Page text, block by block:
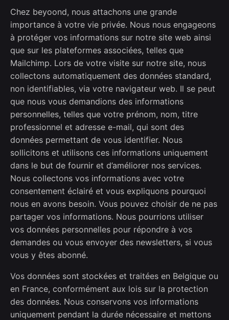
Chez beyoond, nous attachons une grande
importance à votre vie privée. Nous nous engageons
à protéger vos informations sur notre site web ainsi
que sur les plateformes associées, telles que
Mailchimp. Lors de votre visite sur notre site, nous
collectons automatiquement des données standard,
non identifiables, via votre navigateur web. Il se peut
que nous vous demandions des informations
personnelles, telles que votre prénom, nom, titre
professionnel et adresse e-mail, qui sont des
données permettant de vous identifier. Nous
sollicitons et utilisons ces informations uniquement
dans le but de fournir et d’améliorer nos services.
Nous collectons vos informations avec votre
consentement éclairé et vous expliquons pourquoi
nous en avons besoin. Vous pouvez choisir de ne pas
partager vos informations. Nous pourrions utiliser
vos données personnelles pour répondre à vos
demandes ou vous envoyer des newsletters, si vous
vous y êtes abonné.
Vos données sont stockées et traitées en Belgique ou
en France, conformément aux lois sur la protection
des données. Nous conservons vos informations
uniquement pendant la durée nécessaire et mettons